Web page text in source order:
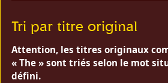
Tri par titre original
Attention, les titres originaux
« The » sont triés selon le mot
défini.